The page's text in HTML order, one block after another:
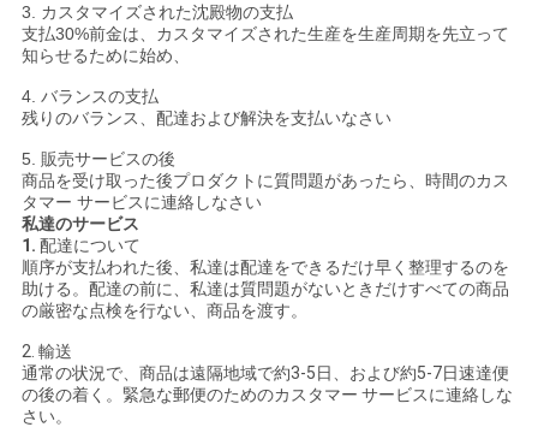
3. カスタマイズされた沈殿物の支払
支払30%前金は、カスタマイズされた生産を生産周期を先立って
知らせるために始め、
4. バランスの支払
残りのバランス、配達および解決を支払いなさい
5. 販売サービスの後
商品を受け取った後プロダクトに質問題があったら、時間のカス
タマー サービスに連絡しなさい
私達のサービス
1. 配達について
順序が支払われた後、私達は配達をできるだけ早く整理するのを
助ける。配達の前に、私達は質問題がないときだけすべての商品
の厳密な点検を行ない、商品を渡す。
2. 輸送
通常の状況で、商品は遠隔地域で約3-5日、および約5-7日速達便
の後の着く。緊急な郵便のためのカスタマー サービスに連絡しな
さい。